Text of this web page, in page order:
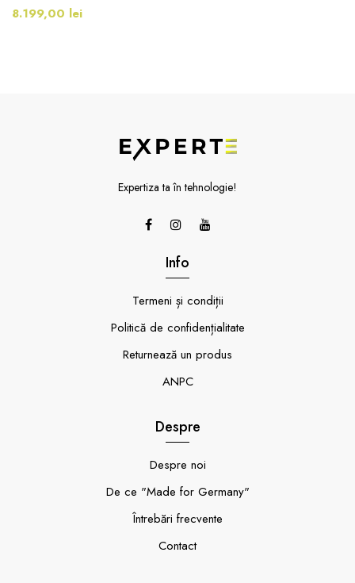
8.199,00 lei
Expertiza ta în tehnologie!
Info
Termeni și condiții
Politică de confidențialitate
Returnează un produs
ANPC
Despre
Despre noi
De ce "Made for Germany"
Întrebări frecvente
Contact